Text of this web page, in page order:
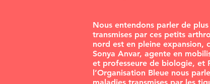
Nous entendons parler de
transmises par ces petits
nord est en pleine expansion,
Sonya Anvar, agente en
et professeure de biologie, et
l’Organisation Bleue nous